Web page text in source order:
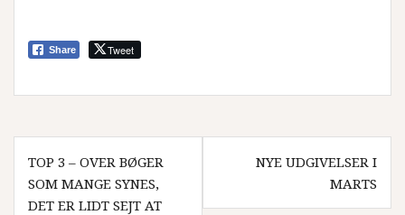
Share Tweet
Indlægsnavigation
TOP 3 – OVER BØGER
SOM MANGE SYNES,
DET ER LIDT SEJT AT
NYE UDGIVELSER I
MARTS